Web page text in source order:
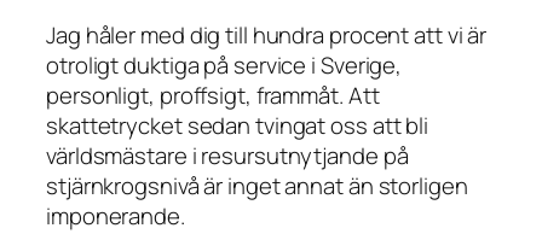
Jag håler med dig till hundra procent att vi är
otroligt duktiga på service i Sverige,
personligt, proffsigt, frammåt. Att
skattetrycket sedan tvingat oss att bli
världsmästare i resursutnytjande på
stjärnkrogsnivå är inget annat än storligen
imponerande.